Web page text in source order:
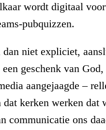
wordt digitaal
pubquizzen.
niet expliciet,
geschenk van
aangejaagde –
kerken werken dat
communicatie ons